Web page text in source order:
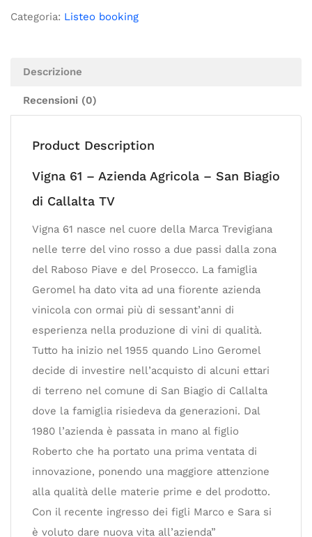
Categoria: Listeo booking
Descrizione
Recensioni (0)
Product Description
Vigna 61 – Azienda Agricola – San Biagio
di Callalta TV
Vigna 61 nasce nel cuore della Marca Trevigiana
nelle terre del vino rosso a due passi dalla zona
del Raboso Piave e del Prosecco. La famiglia
Geromel ha dato vita ad una fiorente azienda
vinicola con ormai più di sessant’anni di
esperienza nella produzione di vini di qualità.
Tutto ha inizio nel 1955 quando Lino Geromel
decide di investire nell’acquisto di alcuni ettari
di terreno nel comune di San Biagio di Callalta
dove la famiglia risiedeva da generazioni. Dal
1980 l’azienda è passata in mano al figlio
Roberto che ha portato una prima ventata di
innovazione, ponendo una maggiore attenzione
alla qualità delle materie prime e del prodotto.
Con il recente ingresso dei figli Marco e Sara si
è voluto dare nuova vita all’azienda”